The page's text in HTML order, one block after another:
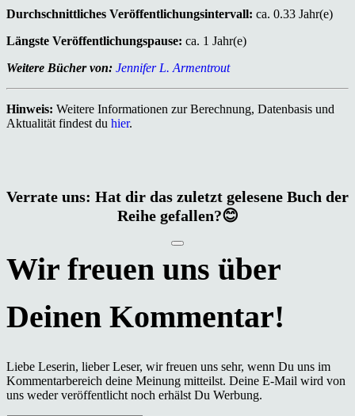
Durchschnittliches Veröffentlichungsintervall: ca. 0.33 Jahr(e)
Längste Veröffentlichungspause: ca. 1 Jahr(e)
Weitere Bücher von: Jennifer L. Armentrout
Hinweis: Weitere Informationen zur Berechnung, Datenbasis und
Aktualität findest du hier.
Verrate uns: Hat dir das zuletzt gelesene Buch der
Reihe gefallen?😊
Liebe Leserin, lieber Leser, wir freuen uns sehr, wenn Du uns im
Kommentarbereich deine Meinung mitteilst. Deine E-Mail wird von
uns weder veröffentlicht noch erhälst Du Werbung.